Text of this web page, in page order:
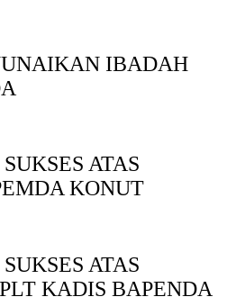
IBADAH
ATAS
KONUT
ATAS
KADIS BAPENDA